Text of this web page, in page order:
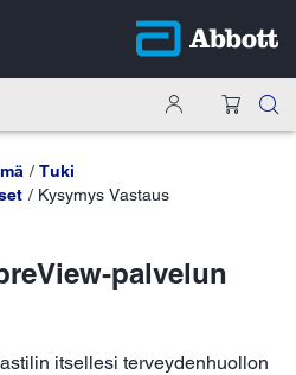
Tuki
Kysymys Vastaus
palvelun
itsellesi terveydenhuollon